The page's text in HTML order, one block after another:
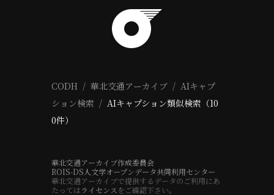
CODH 華北交通アーカイブ
AIキャプ
ション検索
AIキャプション類似検索（10
0件）
華北交通アーカイブ作成委員会
ROIS-DS人文学オープンデータ共同利用センター
華北交通アーカイブで提供するデータのご利用にあ
たってはライセンス をご確認下さい。